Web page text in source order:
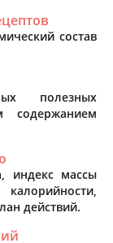
состав
полезных
содержанием
индекс массы
действий.